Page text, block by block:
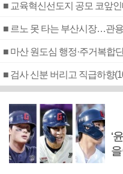
■ 교육혁신선도지 공모 코앞
■ 르노 못 타는 부산시장…관
■ 마산 원도심 행정·주거복합
‘